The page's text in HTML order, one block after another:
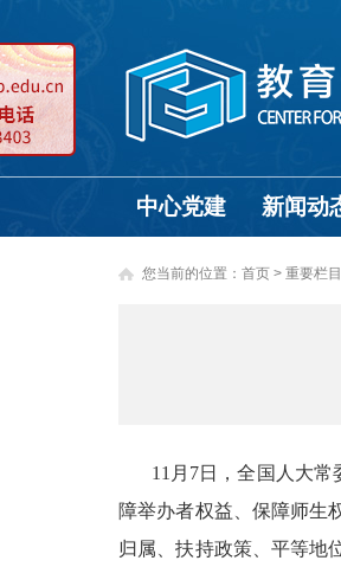
中心党建 新闻动
您当前的位置： 首页 > 重要栏
11月7日，全国人大
障举办者权益、保障师生
归属、扶持政策、平等地